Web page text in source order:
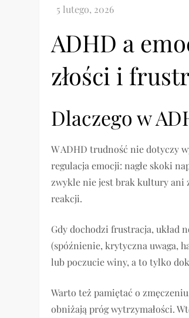
ADHD a
złości i
Dlaczego w
W ADHD trudność nie dotyczy
regulacja emocji: nagłe skoki
zwykle nie jest brak kultury ani
reakcji.
Gdy dochodzi frustracja, układ
(spóźnienie, krytyczna uwaga,
lub poczucie winy, a to tylko
Warto też pamiętać o
obniżają próg wytrzymałości.